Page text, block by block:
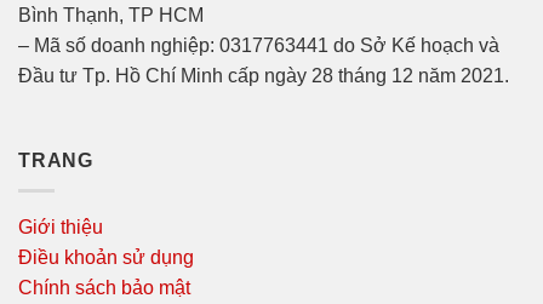
Bình Thạnh, TP HCM
– Mã số doanh nghiệp: 0317763441 do Sở Kế hoạch và
Đầu tư Tp. Hồ Chí Minh cấp ngày 28 tháng 12 năm 2021.
TRANG
Giới thiệu
Điều khoản sử dụng
Chính sách bảo mật